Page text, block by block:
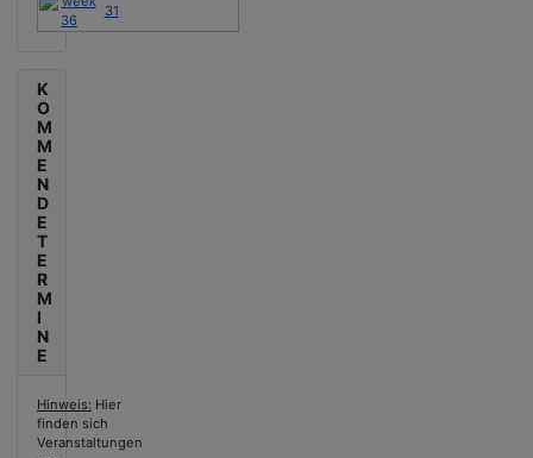
31
K
O
M
M
E
N
D
E
T
E
R
M
I
N
E
Hinweis: Hier
finden sich
Veranstaltungen